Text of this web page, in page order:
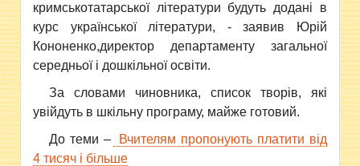
кримськотатарської літератури будуть додані в
курс української літератури, - заявив Юрій
Кононенко,директор департаменту загальної
середньої і дошкільної освіти.
За словами чиновника, список творів, які
увійдуть в шкільну програму, майже готовий.
До теми –
Вчителям пропонують платити від
4 тисяч і більше